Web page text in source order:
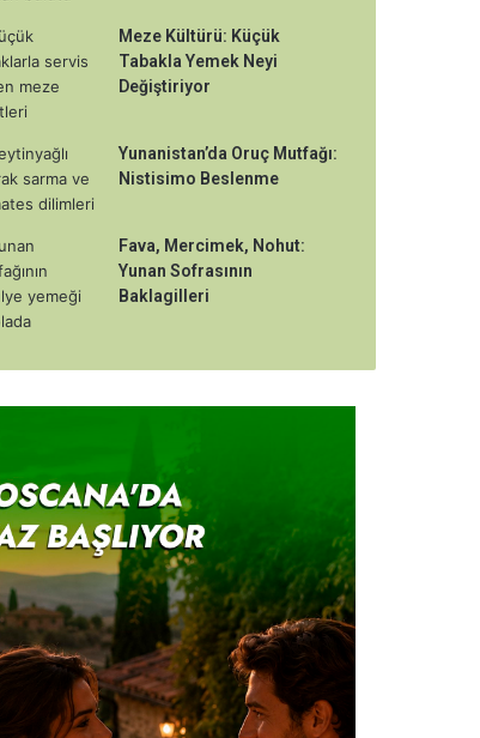
Meze Kültürü: Küçük
Tabakla Yemek Neyi
Değiştiriyor
Yunanistan’da Oruç Mutfağı:
Nistisimo Beslenme
Fava, Mercimek, Nohut:
Yunan Sofrasının
Baklagilleri